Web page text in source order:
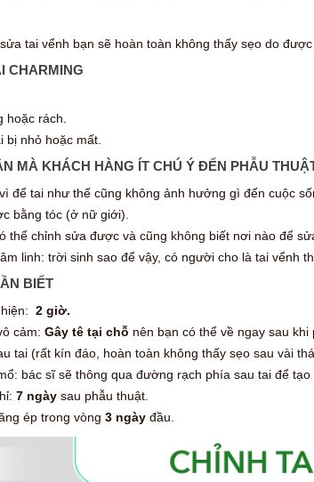
tai vểnh bạn sẽ hoàn toàn không thấy sẹo do
CHARMING
hoặc rách.
bị nhỏ hoặc mất.
MÀ KHÁCH HÀNG ÍT CHÚ Ý ĐẾN PHẪU
để tai như thế cũng không ảnh hưởng gì đến cuộc
bằng tóc (ở nữ giới).
thể chỉnh sửa được và cũng không biết nơi nào để
linh: trời sinh sao để vậy, có người cho là tai vểnh
BIẾT
2 giờ.
cảm: Gây tê tại chỗ nên bạn có thể về ngay sau khi
tai (rất kín đáo, hoàn toàn không thấy sẹo sau vài
bác sĩ sẽ thông qua đường rạch phía sau tai để
7 ngàysau phẫu thuật.
ép trong vòng 3 ngàyđầu.